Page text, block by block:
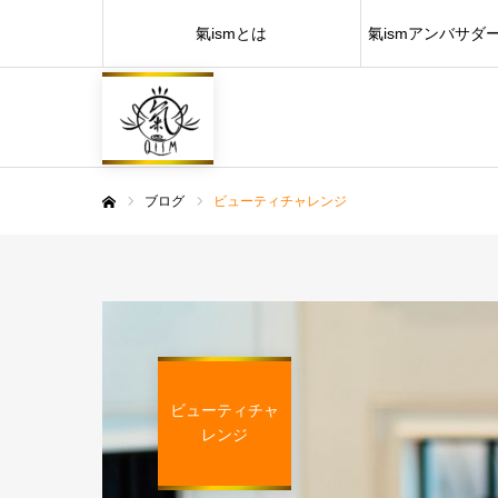
氣ismとは 氣ismアンバサダ
ブログ ビューティチャレンジ
ビューティチャ
レンジ